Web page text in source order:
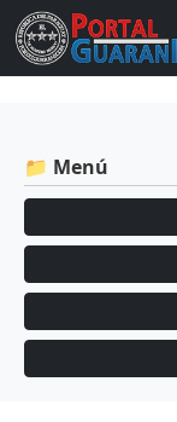
📁 Menú